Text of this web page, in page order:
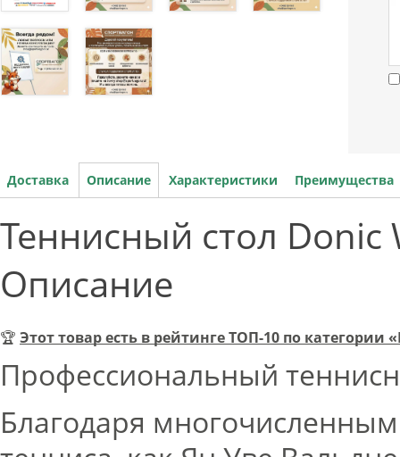
Доставка Описание Характеристики Преимущества
Теннисный стол Donic
Описание
🏆 Этот товар есть в рейтинге ТОП-10 по категории
Профессиональный
Благодаря многочисленным